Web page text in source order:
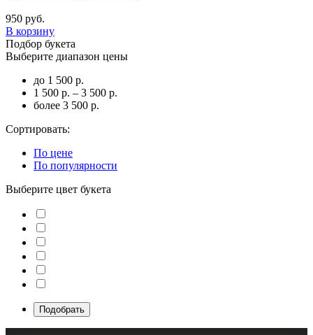
950 руб.
В корзину
Подбор букета
Выберите диапазон цены
до 1 500 р.
1 500 р. – 3 500 р.
более 3 500 р.
Сортировать:
По цене
По популярности
Выберите цвет букета
Подобрать